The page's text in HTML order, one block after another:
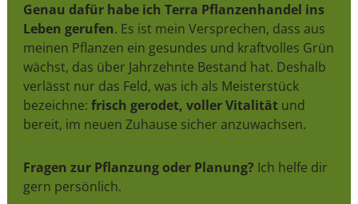
Genau dafür habe ich Terra Pflanzenhandel ins
Leben gerufen. Es ist mein Versprechen, dass aus
meinen Pflanzen ein gesundes und kraftvolles Grün
wächst, das über Jahrzehnte Bestand hat. Deshalb
verlässt nur das Feld, was ich als Meisterstück
bezeichne: frisch gerodet, voller Vitalitätund
bereit, im neuen Zuhause sicher anzuwachsen.
Fragen zur Pflanzung oder Planung? Ich helfe dir
gern persönlich.